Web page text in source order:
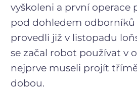
vyškoleni a první operace
pod dohledem odborníků
provedli již v listopadu
se začal robot používat v
nejprve museli projít
dobou.